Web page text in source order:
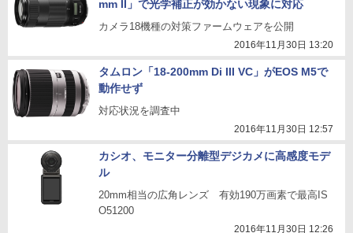
mm II」で光学補正が効かない現象に対応
カメラ18機種の対策ファームウェアを公開
2016年11月30日 13:20
タムロン「18-200mm Di III VC」がEOS M5で
動作せず
対応状況を調査中
2016年11月30日 12:57
カシオ、モニター分離型デジカメに高感度モデ
ル
20mm相当の広角レンズ 有効190万画素で最高IS
O51200
2016年11月30日 12:26